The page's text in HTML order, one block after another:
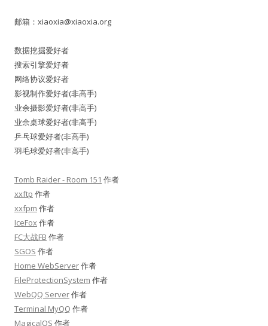
邮箱： xiaoxia@xiaoxia.org
数据挖掘爱好者
搜索引擎爱好者
网络协议爱好者
影视制作爱好者(非高手)
业余摄影爱好者(非高手)
业余桌球爱好者(非高手)
乒乓球爱好者(非高手)
羽毛球爱好者(非高手)
Tomb Raider - Room 151 作者
xxftp 作者
xxfpm 作者
IceFox作者
FC大战FB 作者
SGOS 作者
Home WebServer作者
FileProtectionSystem 作者
WebQQ Server作者
Terminal MyQQ 作者
MagicalOS 作者